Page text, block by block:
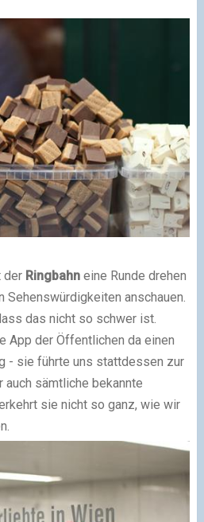
der Ringbahn eine Runde drehen
Sehenswürdigkeiten anschauen.
das nicht so schwer ist.
App der Öffentlichen da einen
- sie führte uns stattdessen zur
sämtliche bekannte
sie nicht so ganz, wie wir